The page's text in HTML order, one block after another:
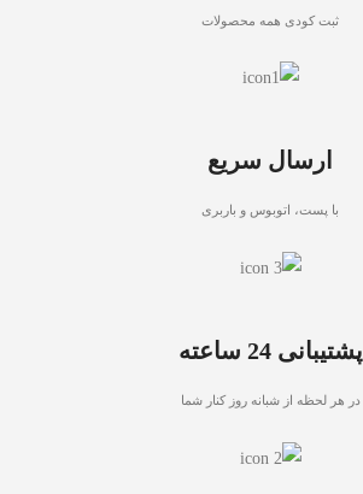
ثبت کودی همه محصولات
ارسال سریع
با پست، اتوبوس و باربری
پشتیبانی 24 ساعته
در هر لحظه از شبانه روز کنار شما